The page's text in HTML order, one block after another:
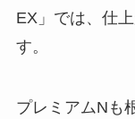
EX」では、仕
す。
プレミアムNも